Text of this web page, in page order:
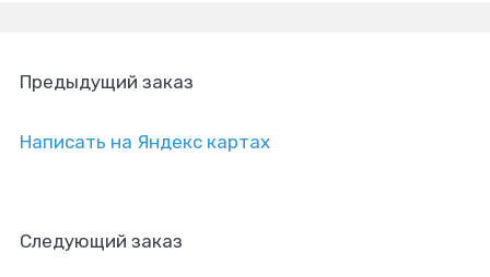
Предыдущий заказ
Написать на Яндекс картах
Следующий заказ